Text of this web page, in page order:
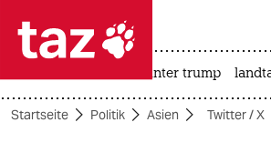
 taz zahl ich
taz zahl ich
usa unter trump
Startseite Politik Asien Twitter / X